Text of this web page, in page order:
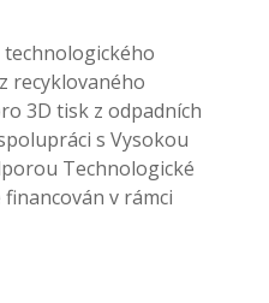
recyklovaného
3D tisk z odpadních
s Vysokou
Technologické
v rámci